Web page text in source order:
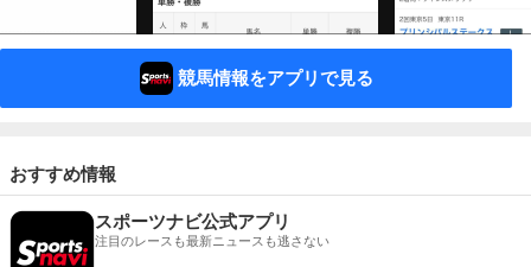
競馬情報をアプリで見る
おすすめ情報
スポーツナビ公式アプリ
注目のレースも最新ニュースも逃さない